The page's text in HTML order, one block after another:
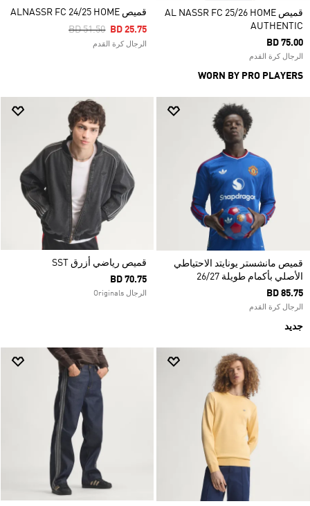
قميص AL NASSR FC 25/26 HOME
AUTHENTIC
BD 75.00
الرجال كرة القدم
WORN BY PRO PLAYERS
قميص ALNASSR FC 24/25 HOME
Price Reduced From
BD 51.50ToBD 25.75
الرجال كرة القدم
قميص مانشستر يونايتد الاحتياطي
الأصلي بأكمام طويلة 26/27
BD 85.75
الرجال كرة القدم
جديد
قميص رياضي أزرق SST
BD 70.75
الرجال Originals